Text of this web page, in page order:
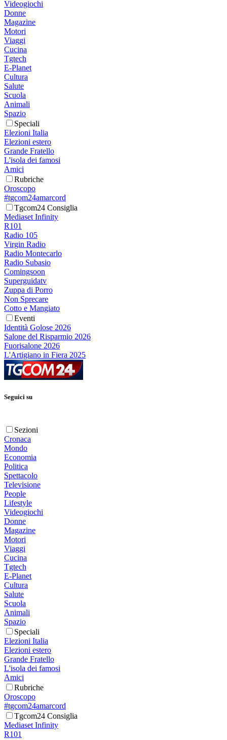
Videogiochi
Donne
Magazine
Motori
Viaggi
Cucina
Tgtech
E-Planet
Cultura
Salute
Scuola
Animali
Spazio
Speciali
Elezioni Italia
Elezioni estero
Grande Fratello
L'isola dei famosi
Amici
Rubriche
Oroscopo
#tgcom24amarcord
Tgcom24 Consiglia
Mediaset Infinity
R101
Radio 105
Virgin Radio
Radio Montecarlo
Radio Subasio
Comingsoon
Superguidatv
Zuppa di Porro
Non Sprecare
Cotto e Mangiato
Eventi
Identità Golose 2026
Salone del Risparmio 2026
Fuorisalone 2026
L'Artigiano in Fiera 2025
Seguici su
Sezioni
Cronaca
Mondo
Economia
Politica
Spettacolo
Televisione
People
Lifestyle
Videogiochi
Donne
Magazine
Motori
Viaggi
Cucina
Tgtech
E-Planet
Cultura
Salute
Scuola
Animali
Spazio
Speciali
Elezioni Italia
Elezioni estero
Grande Fratello
L'isola dei famosi
Amici
Rubriche
Oroscopo
#tgcom24amarcord
Tgcom24 Consiglia
Mediaset Infinity
R101